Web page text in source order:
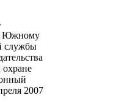
Южному
службы
2007